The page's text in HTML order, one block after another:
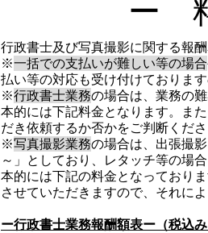
ー
行政書士及び写真撮影に関する報
​※一括での支払いが難しい等の場合
払い等の対応も受け付けておりま
※行政書士業務の場合は、業務の
本的には下記料金となります。ま
だき依頼するか否かをご判断くだ
※写真撮影業務の場合は、出張撮
～」としており、レタッチ等の場
本的には下記の料金となっており
させていただきますので、それに
ー行政書士業務報酬額表ー（税込